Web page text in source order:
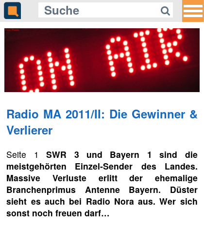
Radio MA 2011/II: Die Gewinner &
Verlierer
Seite 1
SWR 3 und Bayern 1 sind die
meistgehörten Einzel-Sender des Landes.
Massive Verluste erlitt der ehemalige
Branchenprimus Antenne Bayern. Düster
sieht es auch bei Radio Nora aus. Wer sich
sonst noch freuen darf…